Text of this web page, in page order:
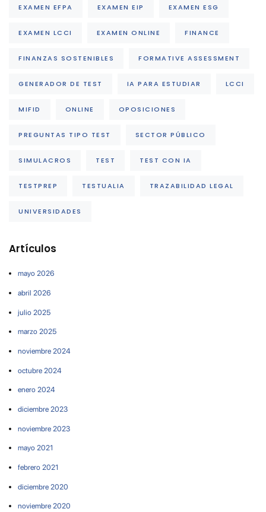
EXAMEN EFPA EXAMEN EIP EXAMEN ESG
EXAMEN LCCI EXAMEN ONLINE FINANCE
FINANZAS SOSTENIBLES FORMATIVE ASSESSMENT
GENERADOR DE TEST IA PARA ESTUDIAR LCCI
MIFID ONLINE OPOSICIONES
PREGUNTAS TIPO TEST SECTOR PÚBLICO
SIMULACROS TEST TEST CON IA
TESTPREP TESTUALIA TRAZABILIDAD LEGAL
UNIVERSIDADES
Artículos
mayo 2026
abril 2026
julio 2025
marzo 2025
noviembre 2024
octubre 2024
enero 2024
diciembre 2023
noviembre 2023
mayo 2021
febrero 2021
diciembre 2020
noviembre 2020